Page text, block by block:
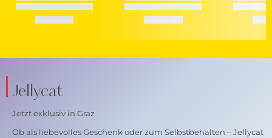
Jellycat
Jetzt exklusiv in Graz
Ob als liebevolles Geschenk oder zum Selbstbehalten – Jellycat